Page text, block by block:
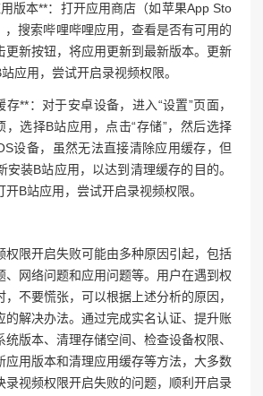
版本**：打开应用商店（如苹果App Sto
，搜索哔哩哔哩应用，查看是否有可用的
更新按钮，将应用更新到最新版本。更新
应用，尝试开启录视频权限。
存**：对于安卓设备，进入“设置”页面，
，选择B站应用，点击“存储”，然后选择
设备，虽然无法直接清除应用缓存，但
安装B站应用，以达到清理缓存的目的。
B站应用，尝试开启录视频权限。
权限开启失败可能由多种原因引起，包括
、网络问题和应用问题等。用户在遇到权
，不要慌张，可以根据上述分析的原因，
的解决办法。通过完成实名认证、提升账
版本、清理存储空间、检查设备权限、
应用版本和清理应用缓存等方法，大多数
录视频权限开启失败的问题，顺利开启录